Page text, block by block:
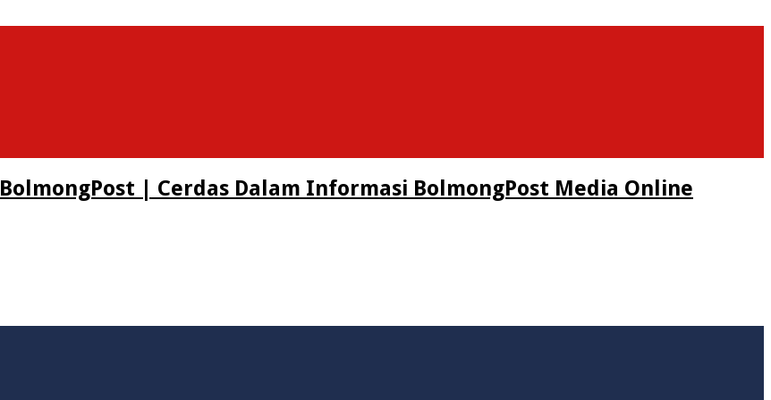
BolmongPost | Cerdas Dalam Informasi BolmongPost Media Online